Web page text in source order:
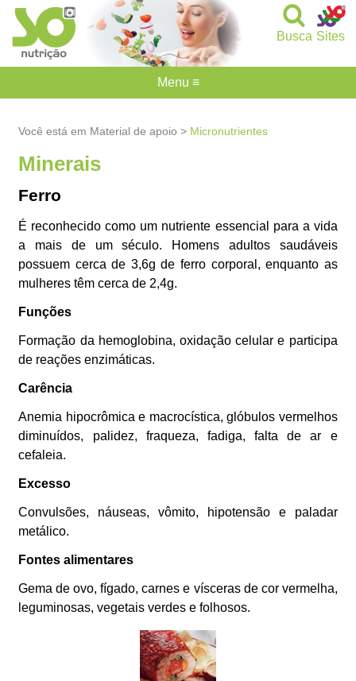
Sites
Busca
Você está em Material de apoio > Micronutrientes
Minerais
Ferro
É reconhecido como um nutriente essencial para a vida
a mais de um século. Homens adultos saudáveis
possuem cerca de 3,6g de ferro corporal, enquanto as
mulheres têm cerca de 2,4g.
Funções
Formação da hemoglobina, oxidação celular e participa
de reações enzimáticas.
Carência
Anemia hipocrômica e macrocística, glóbulos vermelhos
diminuídos, palidez, fraqueza, fadiga, falta de ar e
cefaleia.
Excesso
Convulsões, náuseas, vômito, hipotensão e paladar
metálico.
Fontes alimentares
Gema de ovo, fígado, carnes e vísceras de cor vermelha,
leguminosas, vegetais verdes e folhosos.